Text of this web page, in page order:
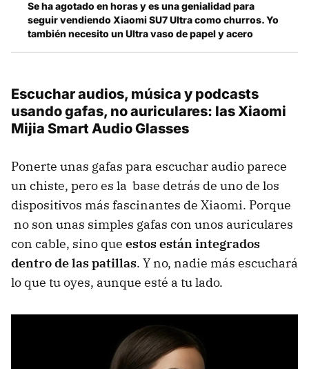
Se ha agotado en horas y es una genialidad para
seguir vendiendo Xiaomi SU7 Ultra como churros. Yo
también necesito un Ultra vaso de papel y acero
Escuchar audios, música y podcasts
usando gafas, no auriculares: las Xiaomi
Mijia Smart Audio Glasses
Ponerte unas gafas para escuchar audio parece
un chiste, pero es la base detrás de uno de los
dispositivos más fascinantes de Xiaomi. Porque
no son unas simples gafas con unos auriculares
con cable, sino que estos están integrados
dentro de las patillas. Y no, nadie más escuchará
lo que tu oyes, aunque esté a tu lado.